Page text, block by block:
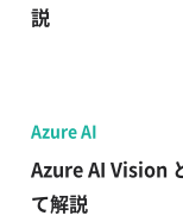
説
Azure AI
Azure AI Vision
て解説